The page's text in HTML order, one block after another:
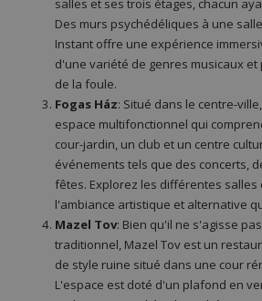
salles et ses trois étages, chacun
Des murs psychédéliques à une
Instant offre une expérience
d'une variété de genres musicaux
de la foule.
Fogas Ház: Situé dans le centre-
espace multifonctionnel qui
cour-jardin, un club et un centre
événements tels que des concerts,
fêtes. Explorez les différentes salles
l'ambiance artistique et alternative
Mazel Tov: Bien qu'il ne s'agisse
traditionnel, Mazel Tov est un
de style ruine situé dans une cour
L'espace est doté d'un plafond en